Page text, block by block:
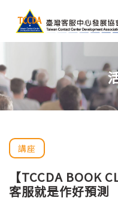
講座
【TCCDA BOOK
客服就是作好預測